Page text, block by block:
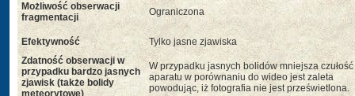
Możliwość obserwacji
fragmentacji
Ograniczona
Efektywność
Tylko jasne zjawiska
Zdatność obserwacji w
przypadku bardzo jasnych
zjawisk (także bolidy
meteorytowe)
W przypadku jasnych bolidów mniejsza czułość
aparatu w porównaniu do wideo jest zaleta
powodując, iż fotografia nie jest prześwietlona.